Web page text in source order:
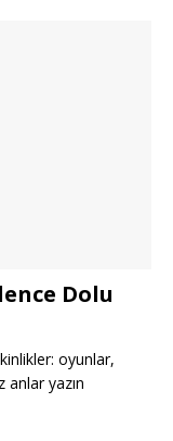
Dolu
oyunlar,
yazın